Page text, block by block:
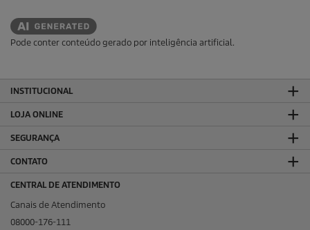
Pode conter conteúdo gerado por inteligência artificial.
INSTITUCIONAL
LOJA ONLINE
SEGURANÇA
CONTATO
CENTRAL DE ATENDIMENTO
Canais de Atendimento
08000-176-111